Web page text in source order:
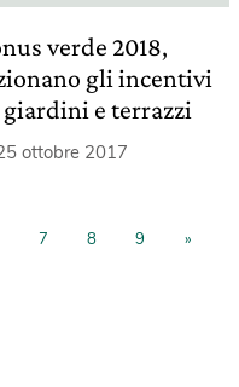
verde 2018,
gli incentivi
e terrazzi
ottobre 2017
7 8 9 »